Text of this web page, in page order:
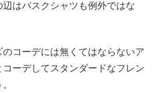
辺はバスクシャツも例外ではな
コーデには無くてはならないア
ーデしてスタンダードなフレン